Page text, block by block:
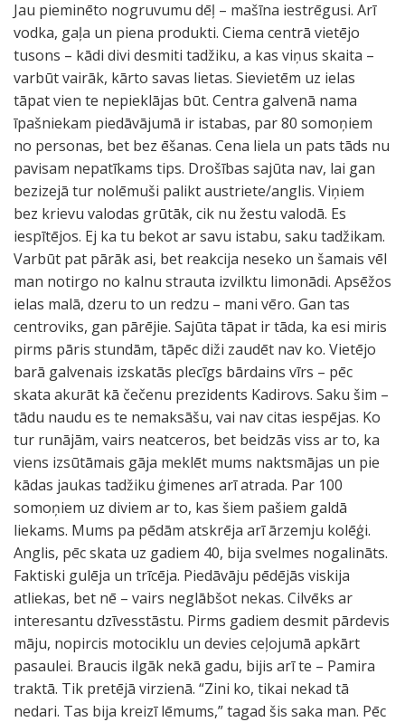
Jau pieminēto nogruvumu dēļ – mašīna iestrēgusi. Arī
vodka, gaļa un piena produkti. Ciema centrā vietējo
tusons – kādi divi desmiti tadžiku, a kas viņus skaita –
varbūt vairāk, kārto savas lietas. Sievietēm uz ielas
tāpat vien te nepieklājas būt. Centra galvenā nama
īpašniekam piedāvājumā ir istabas, par 80 somoņiem
no personas, bet bez ēšanas. Cena liela un pats tāds nu
pavisam nepatīkams tips. Drošības sajūta nav, lai gan
bezizejā tur nolēmuši palikt austriete/anglis. Viņiem
bez krievu valodas grūtāk, cik nu žestu valodā. Es
iespītējos. Ej ka tu bekot ar savu istabu, saku tadžikam.
Varbūt pat pārāk asi, bet reakcija neseko un šamais vēl
man notirgo no kalnu strauta izvilktu limonādi. Apsēžos
ielas malā, dzeru to un redzu – mani vēro. Gan tas
centroviks, gan pārējie. Sajūta tāpat ir tāda, ka esi miris
pirms pāris stundām, tāpēc diži zaudēt nav ko. Vietējo
barā galvenais izskatās plecīgs bārdains vīrs – pēc
skata akurāt kā čečenu prezidents Kadirovs. Saku šim –
tādu naudu es te nemaksāšu, vai nav citas iespējas. Ko
tur runājām, vairs neatceros, bet beidzās viss ar to, ka
viens izsūtāmais gāja meklēt mums naktsmājas un pie
kādas jaukas tadžiku ģimenes arī atrada. Par 100
somoņiem uz diviem ar to, kas šiem pašiem galdā
liekams. Mums pa pēdām atskrēja arī ārzemju kolēģi.
Anglis, pēc skata uz gadiem 40, bija svelmes nogalināts.
Faktiski gulēja un trīcēja. Piedāvāju pēdējās viskija
atliekas, bet nē – vairs neglābšot nekas. Cilvēks ar
interesantu dzīvesstāstu. Pirms gadiem desmit pārdevis
māju, nopircis motociklu un devies ceļojumā apkārt
pasaulei. Braucis ilgāk nekā gadu, bijis arī te – Pamira
traktā. Tik pretējā virzienā. “Zini ko, tikai nekad tā
nedari. Tas bija kreizī lēmums,” tagad šis saka man. Pēc